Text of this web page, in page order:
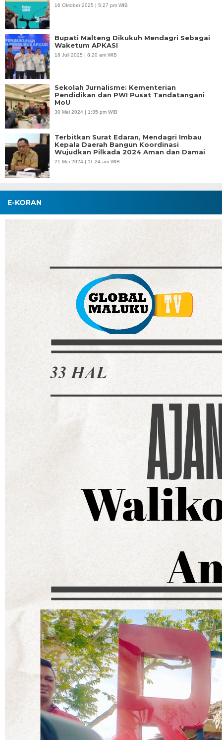
16 Oktober 2025 | 5:27 pm WIB
Bupati Malteng Dikukuh Mendagri Sebagai
Waketum APKASI
18 Juli 2025 | 8:20 am WIB
Sekolah Jurnalisme: Kementerian
Pendidikan dan PWI Pusat Tandatangani
MoU
30 Mei 2024 | 1:35 pm WIB
Terbitkan Surat Edaran, Mendagri Imbau
Kepala Daerah Bangun Koordinasi
Wujudkan Pilkada 2024 Aman dan Damai
21 Mei 2024 | 11:24 am WIB
E-KORAN